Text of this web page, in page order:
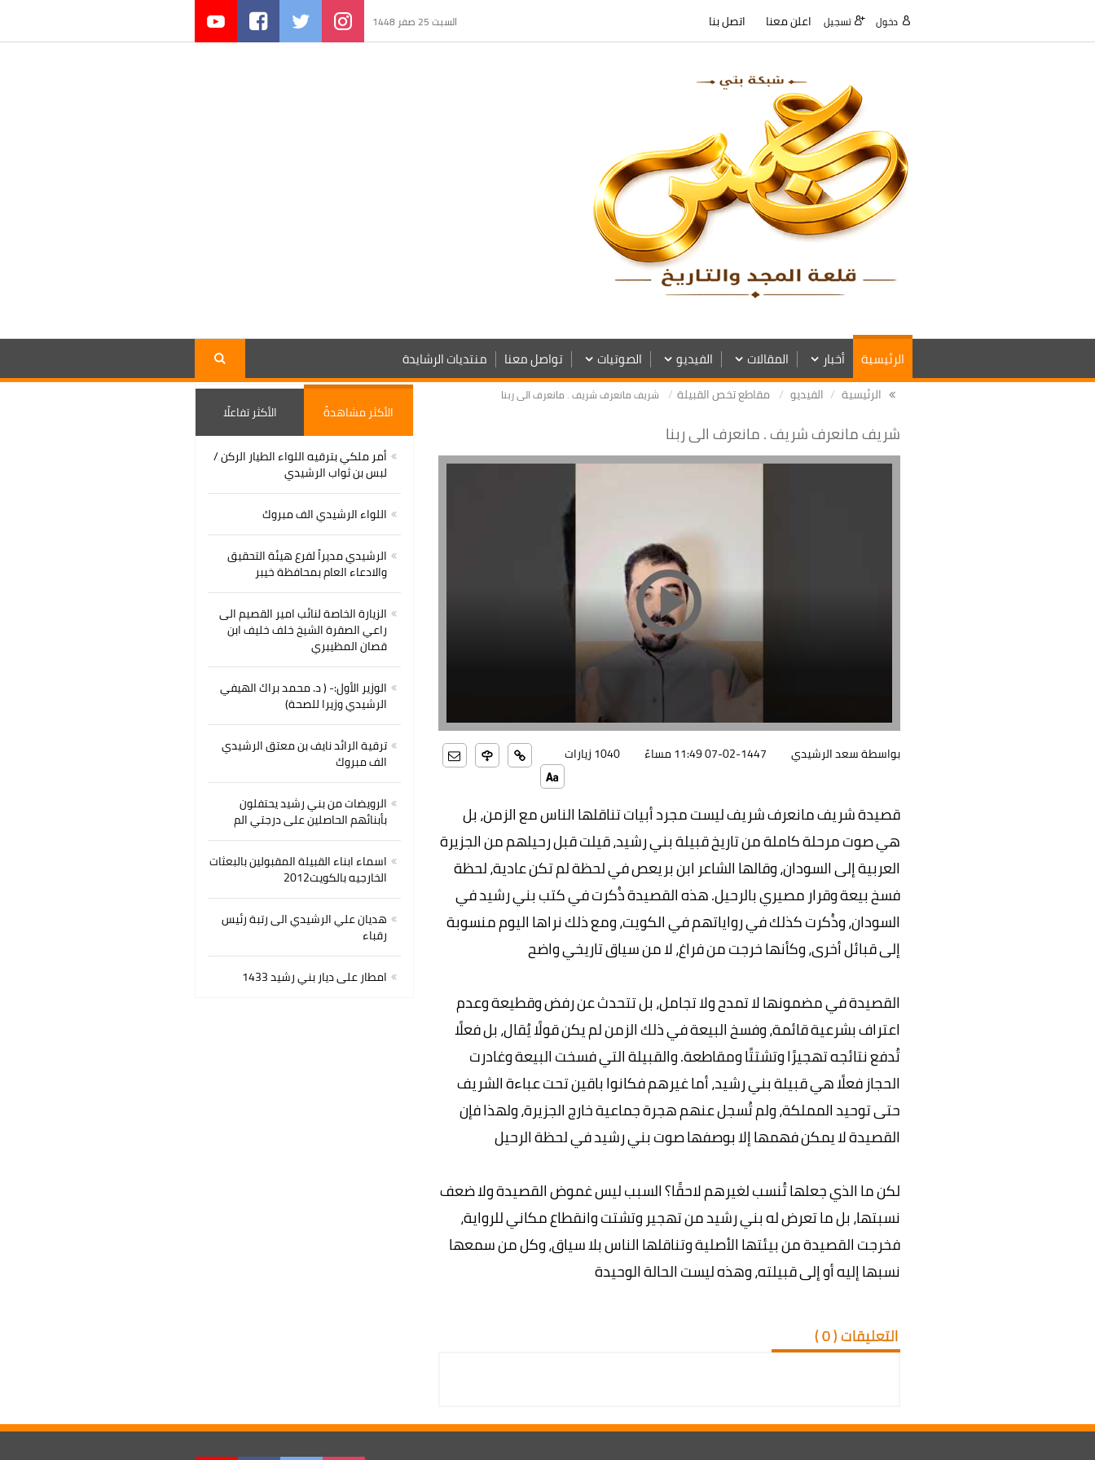
السبت 25 صفر 1448 دخول تسجيل اعلن معنا اتصل بنا
الرئيسية أخبار المقالات الفيديو الصوتيات تواصل معنا منتديات الرشايدة
الرئيسية الفيديو مقاطع تخص القبيلة شريف مانعرف شريف . مانعرف الى ربنا
الأكثر مشاهدةً الأكثر تفاعلًا
أمر ملكي بترقيه اللواء الطيار الركن /
لبس بن ثواب الرشيدي
اللواء الرشيدي الف مبروك
الرشيدي مديراً لفرع هيئة التحقيق
والادعاء العام بمحافظة خيبر
الزيارة الخاصة لنائب امير القصيم الى
راعي الصقرة الشيخ خلف خليف ابن
قصان المظيبري
الوزير الأول:- ( د. محمد براك الهيفي
الرشيدي وزيرا للصحة)
ترقية الرائد نايف بن معتق الرشيدي
الف مبروك
الرويضات من بني رشيد يحتفلون
بأبنائهم الحاصلين على درجتي الم
اسماء ابناء القبيلة المقبولين بالبعثات
الخارجيه بالكويت2012
هديان علي الرشيدي الى رتبة رئيس
رقباء
امطار على ديار بني رشيد 1433
شريف مانعرف شريف . مانعرف الى ربنا
بواسطة سعد الرشيدي 07-02-1447 11:49 مساءً 1040 زيارات
قصيدة شريف مانعرف شريف ليست مجرد أبيات تناقلها الناس مع الزمن، بل
هي صوت مرحلة كاملة من تاريخ قبيلة بني رشيد، قيلت قبل رحيلهم من الجزيرة
العربية إلى السودان، وقالها الشاعر ابن بريعص في لحظة لم تكن عادية، لحظة
فسخ بيعة وقرار مصيري بالرحيل. هذه القصيدة ذُكرت في كتب بني رشيد في
السودان، وذُكرت كذلك في رواياتهم في الكويت، ومع ذلك نراها اليوم منسوبة
إلى قبائل أخرى، وكأنها خرجت من فراغ، لا من سياق تاريخي واضح
القصيدة في مضمونها لا تمدح ولا تجامل، بل تتحدث عن رفض وقطيعة وعدم
اعتراف بشرعية قائمة، وفسخ البيعة في ذلك الزمن لم يكن قولًا يُقال، بل فعلًا
تُدفع نتائجه تهجيرًا وتشتتًا ومقاطعة. والقبيلة التي فسخت البيعة وغادرت
الحجاز فعلًا هي قبيلة بني رشيد، أما غيرهم فكانوا باقين تحت عباءة الشريف
حتى توحيد المملكة، ولم تُسجل عنهم هجرة جماعية خارج الجزيرة، ولهذا فإن
القصيدة لا يمكن فهمها إلا بوصفها صوت بني رشيد في لحظة الرحيل
لكن ما الذي جعلها تُنسب لغيرهم لاحقًا؟ السبب ليس غموض القصيدة ولا ضعف
نسبتها، بل ما تعرض له بني رشيد من تهجير وتشتت وانقطاع مكاني للرواية،
فخرجت القصيدة من بيئتها الأصلية وتناقلها الناس بلا سياق، وكل من سمعها
نسبها إليه أو إلى قبيلته، وهذه ليست الحالة الوحيدة
التعليقات (0
)